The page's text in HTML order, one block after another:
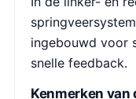
ingebouwd voor
snelle feedback.
Kenmerken van